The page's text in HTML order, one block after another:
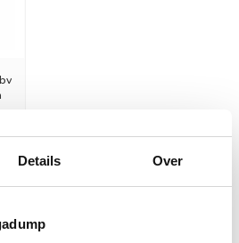
Details Over